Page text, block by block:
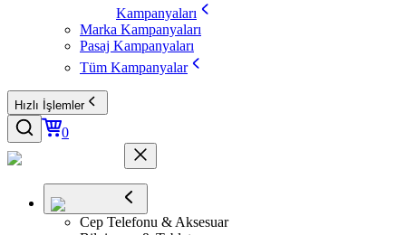
Kampanyaları
Marka Kampanyaları
Pasaj Kampanyaları
Tüm Kampanyalar
Hızlı İşlemler
0
Cep Telefonu & Aksesuar